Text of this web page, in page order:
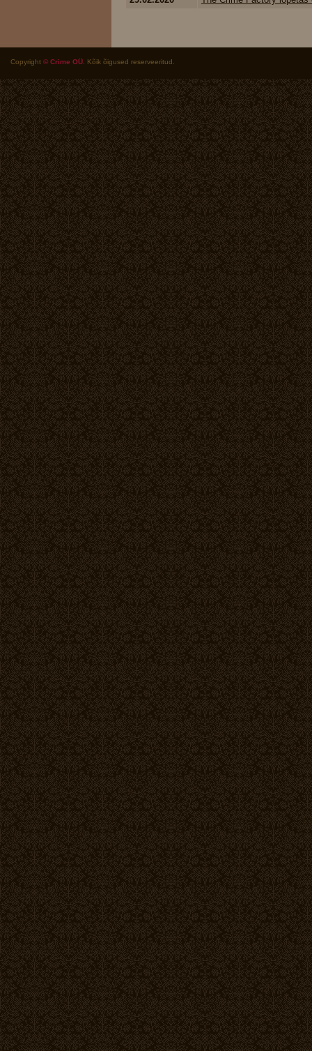
Copyright © Crime OÜ . Kõik õigused reserveeritud.